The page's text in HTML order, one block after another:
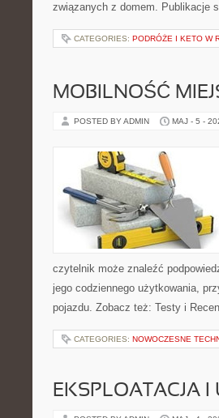
związanych z domem. Publikacje
CATEGORIES: PODRÓŻE I KETO W
MOBILNOŚĆ
POSTED BY ADMIN MAJ - 5 -
czytelnik może znaleźć
jego codziennego użytkowania,
pojazdu. Zobacz też: Testy i
CATEGORIES: NOWOCZESNE
EKSPLOATACJA I